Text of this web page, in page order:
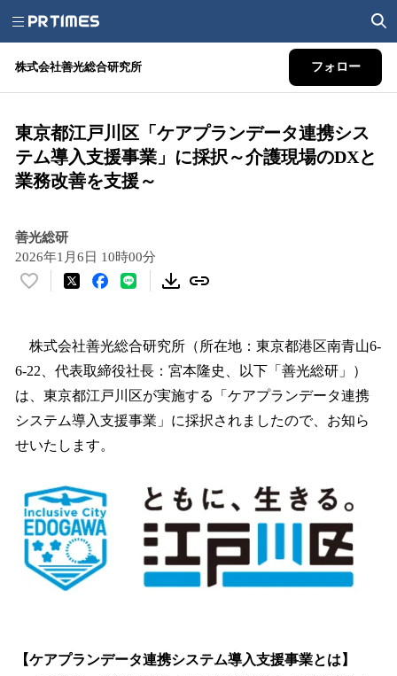
株式会社善光総合研究所 フォロー
東京都江戸川区「ケアプランデータ連携シス
テム導入支援事業」に採択～介護現場のDXと
業務改善を支援～
善光総研
2026年1月6日 10時00分
い
！
数
読
み
込
で
す
株式会社善光総合研究所（所在地：東京都港区南青山6-
6-22、代表取締役社長：宮本隆史、以下「善光総研」）
は、東京都江戸川区が実施する「ケアプランデータ連携
システム導入支援事業」に採択されましたので、お知ら
せいたします。
【ケアプランデータ連携システム導入支援事業とは】